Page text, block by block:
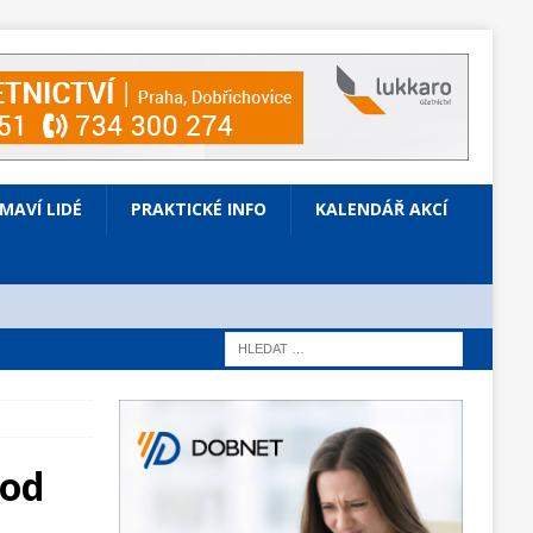
LIDÉ PRAKTICKÉ INFO KALENDÁŘ AKCÍ